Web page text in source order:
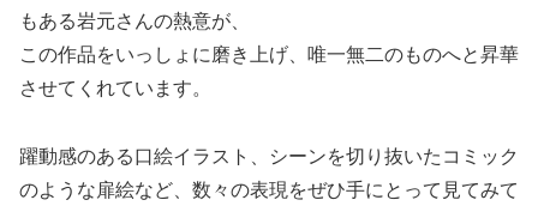
もある岩元さんの熱意が、
この作品をいっしょに磨き上げ、唯一無二のものへと昇華
させてくれています。
躍動感のある口絵イラスト、シーンを切り抜いたコミック
のような扉絵など、数々の表現をぜひ手にとって見てみて